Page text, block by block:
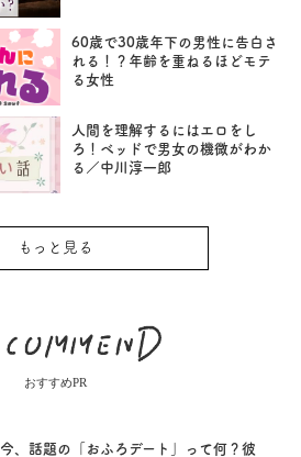
60歳で30歳年下の男性に告白さ
れる！？年齢を重ねるほどモテ
る女性
人間を理解するにはエロをし
ろ！ベッドで男女の機微がわか
る／中川淳一郎
もっと見る
おすすめPR
今、話題の「おふろデート」って何？彼